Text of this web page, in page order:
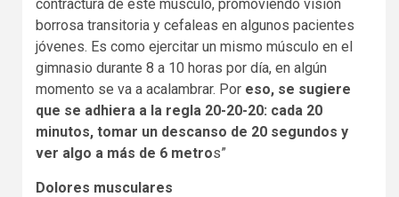
contractura de este músculo, promoviendo visión
borrosa transitoria y cefaleas en algunos pacientes
jóvenes. Es como ejercitar un mismo músculo en el
gimnasio durante 8 a 10 horas por día, en algún
momento se va a acalambrar. Por eso, se sugiere
que se adhiera a la regla 20-20-20: cada 20
minutos, tomar un descanso de 20 segundos y
ver algo a más de 6 metros”
Dolores musculares